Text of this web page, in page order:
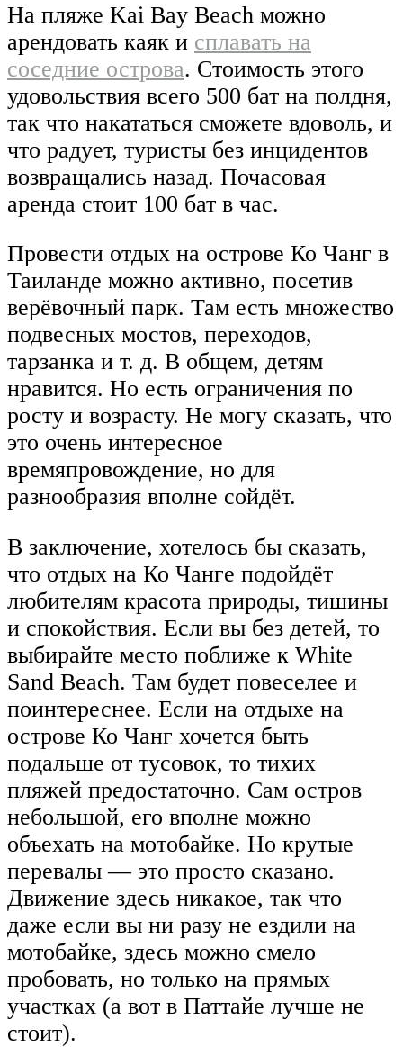
На пляже Kai Bay Beach можно
арендовать каяк и сплавать на
соседние острова. Стоимость этого
удовольствия всего 500 бат на полдня,
так что накататься сможете вдоволь, и
что радует, туристы без инцидентов
возвращались назад. Почасовая
аренда стоит 100 бат в час.
Провести отдых на острове Ко Чанг в
Таиланде можно активно, посетив
верёвочный парк. Там есть множество
подвесных мостов, переходов,
тарзанка и т. д. В общем, детям
нравится. Но есть ограничения по
росту и возрасту. Не могу сказать, что
это очень интересное
времяпровождение, но для
разнообразия вполне сойдёт.
В заключение, хотелось бы сказать,
что отдых на Ко Чанге подойдёт
любителям красота природы, тишины
и спокойствия. Если вы без детей, то
выбирайте место поближе к White
Sand Beach. Там будет повеселее и
поинтереснее. Если на отдыхе на
острове Ко Чанг хочется быть
подальше от тусовок, то тихих
пляжей предостаточно. Сам остров
небольшой, его вполне можно
объехать на мотобайке. Но крутые
перевалы — это просто сказано.
Движение здесь никакое, так что
даже если вы ни разу не ездили на
мотобайке, здесь можно смело
пробовать, но только на прямых
участках (а вот в Паттайе лучше не
стоит).